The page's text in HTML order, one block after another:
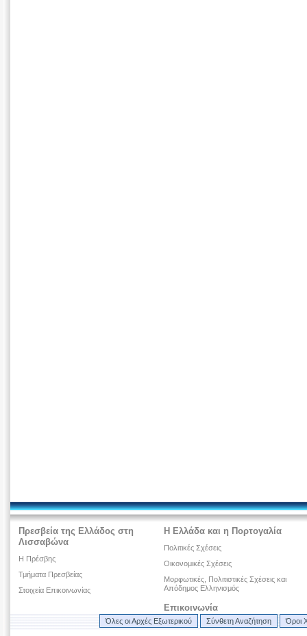
Πρεσβεία της Ελλάδος στη
Λισσαβώνα
Η Πρέσβης
Τμήματα Πρεσβείας
Στοιχεία Επικοινωνίας
Η Ελλάδα και η Πορτογαλία
Πολιτικές Σχέσεις
Οικονομικές Σχέσεις
Μορφωτικές, Πολιτιστικές Σχέσεις και
Απόδημος Ελληνισμός
Επικοινωνία
Όλες οι Αρχές Εξωτερικού Σύνθετη Αναζήτηση Όροι